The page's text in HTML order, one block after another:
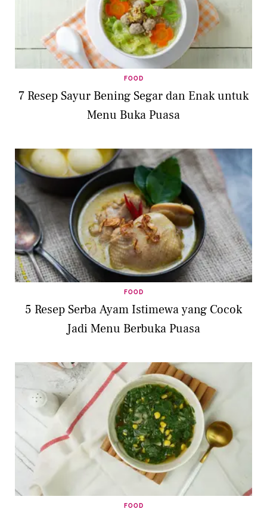
FOOD
7 Resep Sayur Bening Segar dan Enak untuk
Menu Buka Puasa
FOOD
5 Resep Serba Ayam Istimewa yang Cocok
Jadi Menu Berbuka Puasa
FOOD